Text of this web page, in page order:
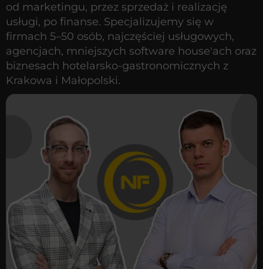
od marketingu, przez sprzedaż i realizację
usługi, po finanse. Specjalizujemy się w
firmach 5–50 osób, najczęściej usługowych,
agencjach, mniejszych software house'ach oraz
biznesach hotelarsko-gastronomicznych z
Krakowa i Małopolski.